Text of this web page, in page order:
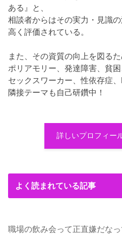
ある』と、
相談者からはその実力・見識
高く評価されている。
また、その資質の向上を図るた
ポリアモリー、発達障害、貧困
セックスワーカー、性依存症
隣接テーマも自己研鑽中！
詳しいプロフィー
よく読まれている記事
職場の飲み会って正直嫌だな